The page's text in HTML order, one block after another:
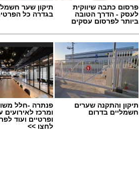
פרסום כתבה שיווקית
לעסק - הדרך הטובה
ביותר לפרסום עסקים
תיקון שער
בגדרה כל
תיקון והתקנה שערים
חשמליים בדרום
פנתרה -חלל
ומרכז לאירועים
ופרטיים ועוד
לחצו >>